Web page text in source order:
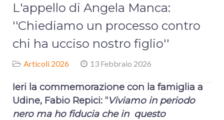
L'appello di Angela Manca:
''Chiediamo un processo contro
chi ha ucciso nostro figlio''
Articoli 2026 13 Febbraio 2026
Ieri la commemorazione con la famiglia a
Udine, Fabio Repici: “Viviamo in periodo
nero ma ho fiducia che in questo